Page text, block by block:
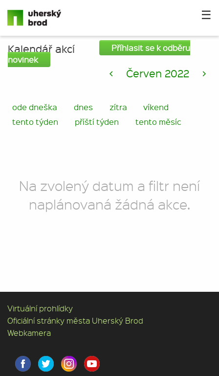
☰
Kalendář akcí
Příhlasit se k odběru
novinek
< Červen 2022 >
ode dneška dnes zítra
víkend
tento týden
příští týden tento měsíc
Na zvolený datum a filtr není
naplánovaná žádná akce.
Virtuální prohlídky
Oficiální stránky města Uherský Brod
Webkamera